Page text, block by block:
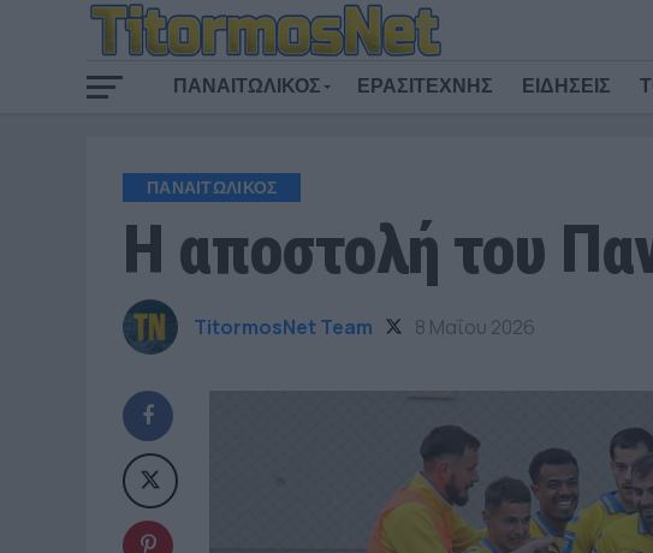
ΠΑΝΑΙΤΩΛΙΚΟΣ ΕΡΑΣΙΤΕΧΝΗΣ ΕΙΔΗΣΕΙΣ
ΠΑΝΑΙΤΩΛΙΚΟΣ
Η αποστολή του
TitormosNet Team 8 Μαΐου 2026